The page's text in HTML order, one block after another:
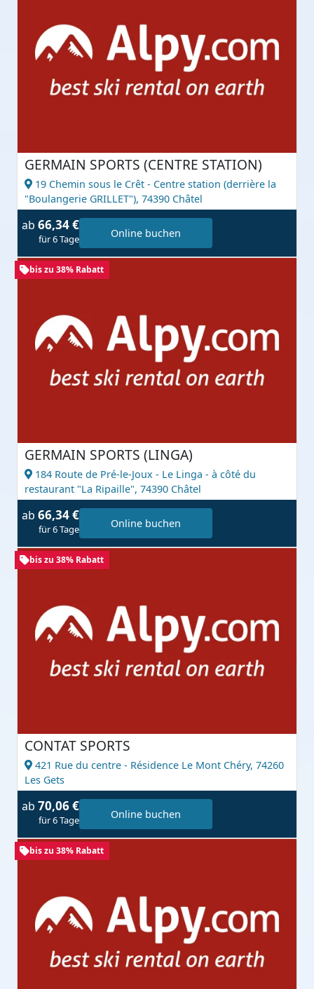
GERMAIN SPORTS (CENTRE STATION)
19 Chemin sous le Crêt - Centre station (derrière la
"Boulangerie GRILLET"), 74390 Châtel
ab 66,34 €
für 6 Tage Online buchen
bis zu 38% Rabatt
GERMAIN SPORTS (LINGA)
184 Route de Pré-le-Joux - Le Linga - à côté du
restaurant "La Ripaille", 74390 Châtel
ab 66,34 €
für 6 Tage Online buchen
bis zu 38% Rabatt
CONTAT SPORTS
421 Rue du centre - Résidence Le Mont Chéry, 74260
Les Gets
ab 70,06 €
für 6 Tage Online buchen
bis zu 38% Rabatt